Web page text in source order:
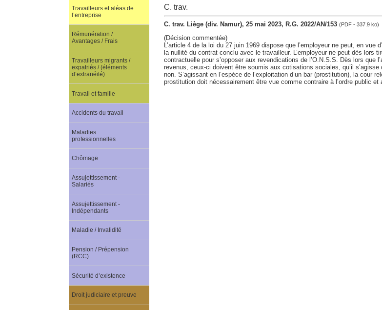
C. trav.
C. trav. Liège (div. Namur), 25 mai 2023, R.G. 2022/AN/153 (PDF - 337.9 ko)
(Décision commentée)
L’article 4 de la loi du 27 juin 1969 dispose que l’employeur ne peut, en vue
la nullité du contrat conclu avec le travailleur. L’employeur ne peut dès lors
contractuelle pour s’opposer aux revendications de l’O.N.S.S. Dès lors que
revenus, ceux-ci doivent être soumis aux cotisations sociales, qu’il s’agisse
non. S’agissant en l’espèce de l’exploitation d’un bar (prostitution), la cour
prostitution doit nécessairement être vue comme contraire à l’ordre public et
Travailleurs et aléas de
l’entreprise
Rémunération /
Avantages / Frais
Travailleurs migrants /
expatriés / (éléments
d’extranéité)
Travail et famille
Accidents du travail
Maladies
professionnelles
Chômage
Assujettissement -
Salariés
Assujettissement -
Indépendants
Maladie / Invalidité
Pension / Prépension
(RCC)
Sécurité d’existence
Droit judiciaire et preuve